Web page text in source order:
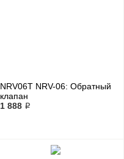
NRV06T NRV-06: Обратный
клапан
1 888 ₽